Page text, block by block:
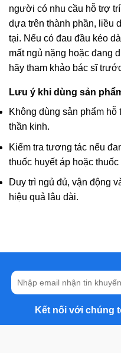
người có nhu cầu hỗ trợ
dựa trên thành phần, liều
tại. Nếu có đau đầu kéo
mất ngủ nặng hoặc đang
hãy tham khảo bác sĩ
Lưu ý khi dùng sản
Không dùng sản phẩm hỗ
thần kinh.
Kiểm tra tương tác nếu
thuốc huyết áp hoặc
Duy trì ngủ đủ, vận động
hiệu quả lâu dài.
Kết nối với chúng